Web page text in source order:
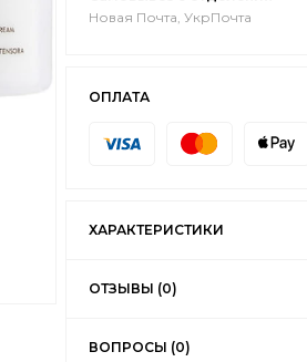
Новая Почта, УкрПочта
ОПЛАТА
ХАРАКТЕРИСТИКИ
ОТЗЫВЫ (0)
ВОПРОСЫ (0)